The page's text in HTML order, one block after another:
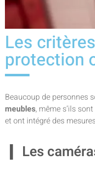
Les
protection
Beaucoup de personnes
meubles, même s’ils
et ont intégré des
Les